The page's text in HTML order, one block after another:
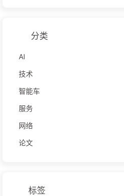
分类
AI
技术
智能车
服务
网络
论文
标签